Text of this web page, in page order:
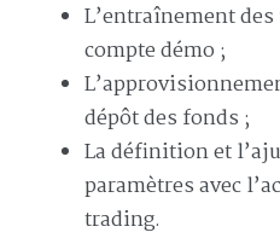
L’entraînement
compte démo ;
dépôt des fonds ;
La définition et
paramètres avec
trading.